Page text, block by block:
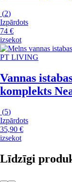
(2)
Izpārdots
74 €
izsekot
PT LIVING
Vannas
komplekts
(5)
Izpārdots
35,90 €
izsekot
Līdzīgi